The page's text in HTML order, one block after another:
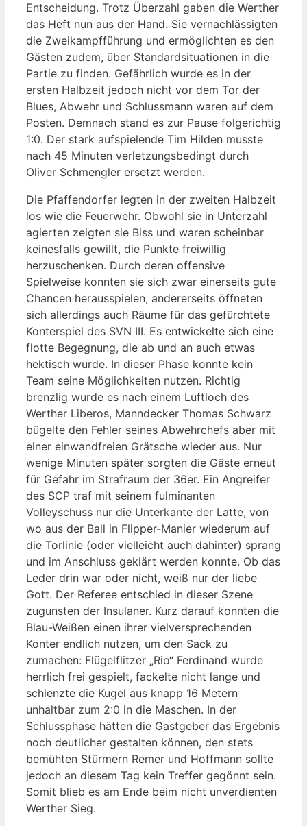
Entscheidung. Trotz Überzahl gaben die Werther
das Heft nun aus der Hand. Sie vernachlässigten
die Zweikampfführung und ermöglichten es den
Gästen zudem, über Standardsituationen in die
Partie zu finden. Gefährlich wurde es in der
ersten Halbzeit jedoch nicht vor dem Tor der
Blues, Abwehr und Schlussmann waren auf dem
Posten. Demnach stand es zur Pause folgerichtig
1:0. Der stark aufspielende Tim Hilden musste
nach 45 Minuten verletzungsbedingt durch
Oliver Schmengler ersetzt werden.
Die Pfaffendorfer legten in der zweiten Halbzeit
los wie die Feuerwehr. Obwohl sie in Unterzahl
agierten zeigten sie Biss und waren scheinbar
keinesfalls gewillt, die Punkte freiwillig
herzuschenken. Durch deren offensive
Spielweise konnten sie sich zwar einerseits gute
Chancen herausspielen, andererseits öffneten
sich allerdings auch Räume für das gefürchtete
Konterspiel des SVN III. Es entwickelte sich eine
flotte Begegnung, die ab und an auch etwas
hektisch wurde. In dieser Phase konnte kein
Team seine Möglichkeiten nutzen. Richtig
brenzlig wurde es nach einem Luftloch des
Werther Liberos, Manndecker Thomas Schwarz
bügelte den Fehler seines Abwehrchefs aber mit
einer einwandfreien Grätsche wieder aus. Nur
wenige Minuten später sorgten die Gäste erneut
für Gefahr im Strafraum der 36er. Ein Angreifer
des SCP traf mit seinem fulminanten
Volleyschuss nur die Unterkante der Latte, von
wo aus der Ball in Flipper-Manier wiederum auf
die Torlinie (oder vielleicht auch dahinter) sprang
und im Anschluss geklärt werden konnte. Ob das
Leder drin war oder nicht, weiß nur der liebe
Gott. Der Referee entschied in dieser Szene
zugunsten der Insulaner. Kurz darauf konnten die
Blau-Weißen einen ihrer vielversprechenden
Konter endlich nutzen, um den Sack zu
zumachen: Flügelflitzer „Rio“ Ferdinand wurde
herrlich frei gespielt, fackelte nicht lange und
schlenzte die Kugel aus knapp 16 Metern
unhaltbar zum 2:0 in die Maschen. In der
Schlussphase hätten die Gastgeber das Ergebnis
noch deutlicher gestalten können, den stets
bemühten Stürmern Remer und Hoffmann sollte
jedoch an diesem Tag kein Treffer gegönnt sein.
Somit blieb es am Ende beim nicht unverdienten
Werther Sieg.